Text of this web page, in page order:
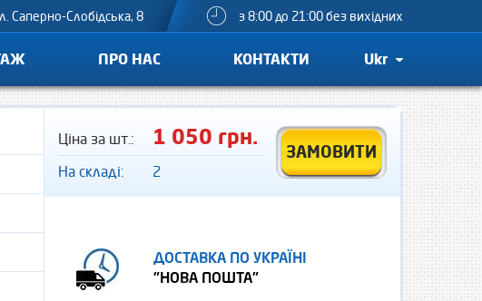
Саперно-Слобідська, 8 з 8:00 до 21:00 без вихідних
ПРО НАС КОНТАКТИ Ukr
Ціна за шт.: 1 050 грн.
На складі: 2
ЗАМОВИТИ
ДОСТАВКА ПО УКРАЇНІ
"НОВА ПОШТА"